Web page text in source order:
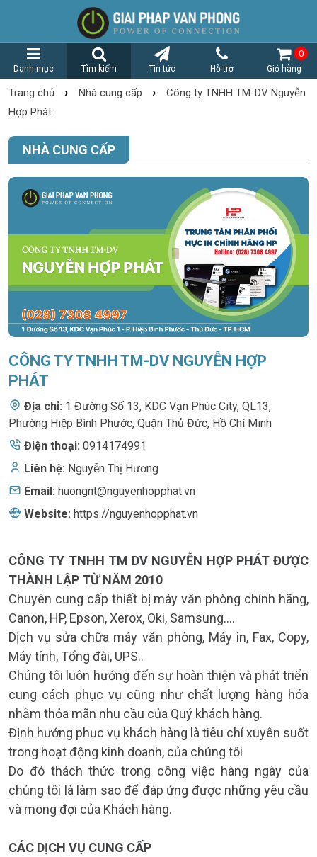
Danh mục Tìm kiếm Tin tức Hỗ trợ Giỏ hàng
0
Trang chủ › Nhà cung cấp ›
Công ty TNHH TM-DV Nguyễn
Hợp Phát
NHÀ CUNG CẤP
CÔNG TY TNHH TM-DV NGUYỄN HỢP
PHÁT
Địa chỉ: 1 Đường Số 13, KDC Vạn Phúc City, QL13,
Phường Hiệp Bình Phước, Quận Thủ Đức, Hồ Chí Minh
Điện thoại: 0914174991
Liên hệ: Nguyễn Thị Hương
Email: huongnt@nguyenhopphat.vn
Website: https://nguyenhopphat.vn
CÔNG TY TNHH TM DV NGUYỄN HỢP PHÁT ĐƯỢC
THÀNH LẬP TỪ NĂM 2010
Chuyên cung cấp thiết bị máy văn phòng chính hãng,
Canon, HP, Epson, Xerox, Oki, Samsung….
Dịch vụ sửa chữa máy văn phòng, Máy in, Fax, Copy,
Máy tính, Tổng đài, UPS..
Chúng tôi luôn hướng đến sự hoàn thiện và phát triển
cung cách phục vụ cũng như chất lượng hàng hóa
nhằm thỏa mãn nhu cầu của Quý khách hàng.
Định hướng phục vụ khách hàng là tiêu chí xuyên suốt
trong hoạt động kinh doanh, của chúng tôi
Do đó thách thức trong công việc hàng ngày của
chúng tôi là làm sao để đáp ứng được những yêu cầu
và mong đợi của Khách hàng.
CÁC DỊCH VỤ CUNG CẤP